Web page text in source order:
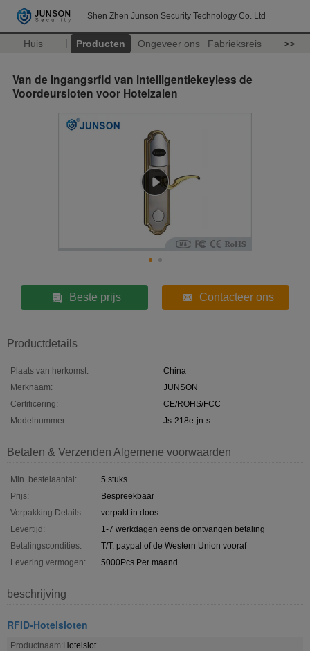
Shen Zhen Junson Security Technology Co. Ltd
Huis Producten Ongeveer ons Fabrieksreis >>
Van de Ingangsrfid van intelligentiekeyless de
Voordeursloten voor Hotelzalen
Beste prijs Contacteer ons
Productdetails
Plaats van herkomst:
China
Merknaam:
JUNSON
Certificering:
CE/ROHS/FCC
Modelnummer:
Js-218e-jn-s
Betalen & Verzenden Algemene voorwaarden
Min. bestelaantal:
5 stuks
Prijs:
Bespreekbaar
Verpakking Details:
verpakt in doos
Levertijd:
1-7 werkdagen eens de ontvangen betaling
Betalingscondities:
T/T, paypal of de Western Union vooraf
Levering vermogen:
5000Pcs Per maand
beschrijving
RFID-Hotelsloten
Productnaam:Hotelslot